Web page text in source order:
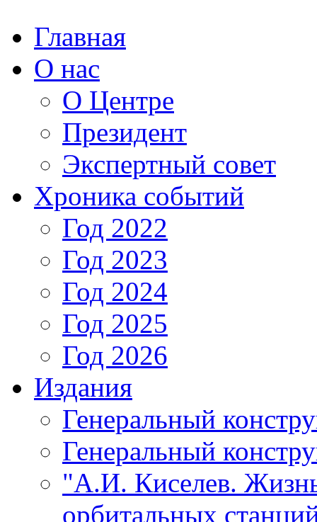
Главная
О нас
О Центре
Президент
Экспертный совет
Хроника событий
Год 2022
Год 2023
Год 2024
Год 2025
Год 2026
Издания
Генеральный
Генеральный
"А.И. Киселев.
орбитальных